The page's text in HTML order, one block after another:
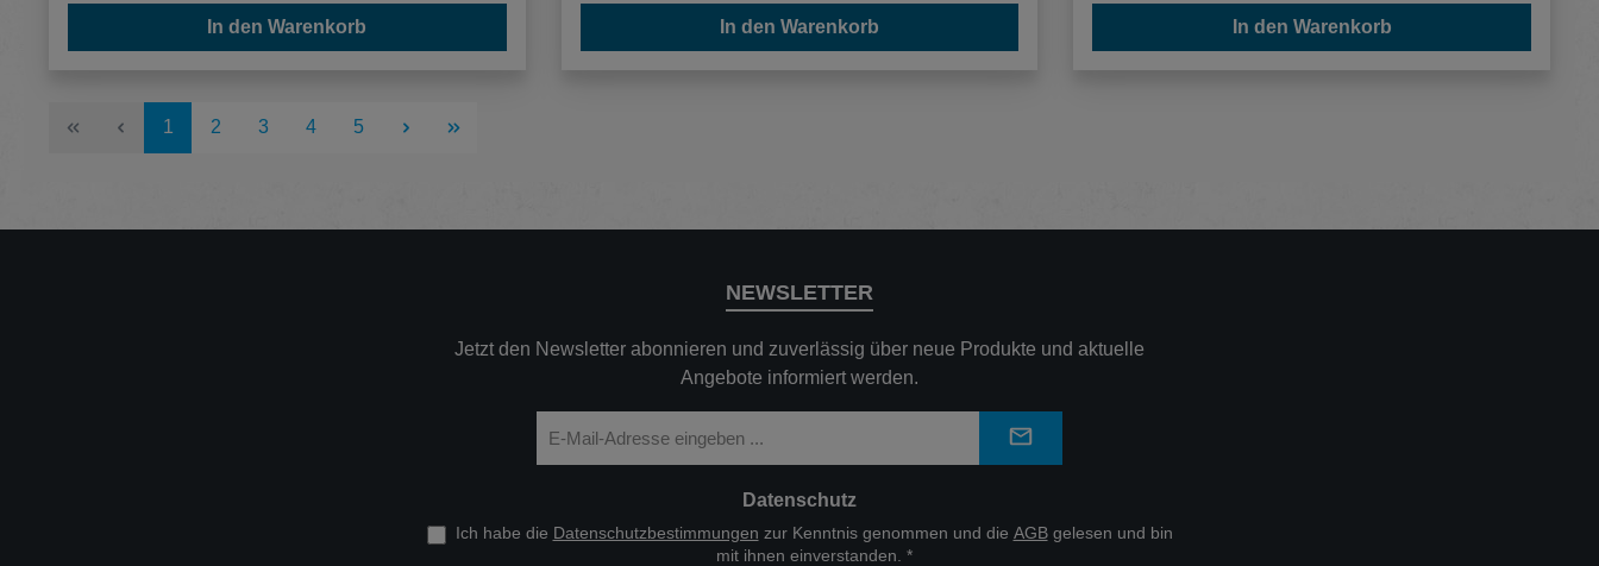
In den Warenkorb In den Warenkorb In den Warenkorb
Seite
1 Seite
2 Seite
3 Seite
4 Seite
5
NEWSLETTER
Jetzt den Newsletter abonnieren und zuverlässig über neue Produkte und aktuelle
Angebote informiert werden.
Mail-
Adresse
Datenschutz
Ich habe die Datenschutzbestimmungen zur Kenntnis genommen und die AGBgelesen und bin
mit ihnen einverstanden. *